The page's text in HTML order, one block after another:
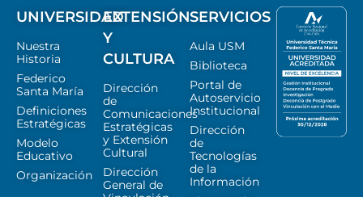
UNIVERSIDAD
Nuestra
Historia
Federico
Santa María
Definiciones
Estratégicas
Modelo
Educativo
Organización
EXTENSIÓN
Y
CULTURA
Dirección
de
Comunicaciones
Estratégicas
y Extensión
Cultural
Dirección
General de
SERVICIOS
Aula USM
Biblioteca
Portal de
Autoservicio
Institucional
Dirección
de
Tecnologías
de la
Información